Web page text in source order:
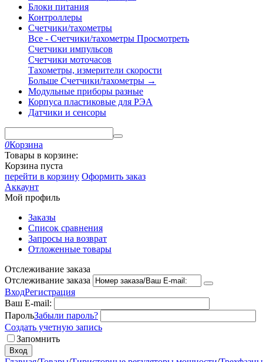
Блоки питания
Контроллеры
Счетчики/тахометры
Все - Счетчики/тахометры Просмотреть
Счетчики импульсов
Счетчики моточасов
Тахометры, измерители скорости
Больше Счетчики/тахометры →
Модульные приборы разные
Корпуса пластиковые для РЭА
Датчики и сенсоры
0Корзина
Товары в корзине:
Корзина пуста
перейти в корзину Оформить заказ
Аккаунт
Мой профиль
Заказы
Список сравнения
Запросы на возврат
Отложенные товары
Отслеживание заказа
Отслеживание заказа
ВходРегистрация
Ваш E-mail:
ПарольЗабыли пароль?
Создать учетную запись
Запомнить
Вход